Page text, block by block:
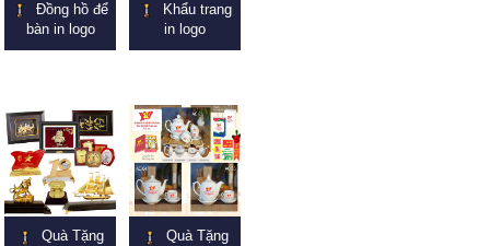
Đồng hồ để
bàn in logo
Khẩu trang
in logo
Quà Tặng
Quà Tặng